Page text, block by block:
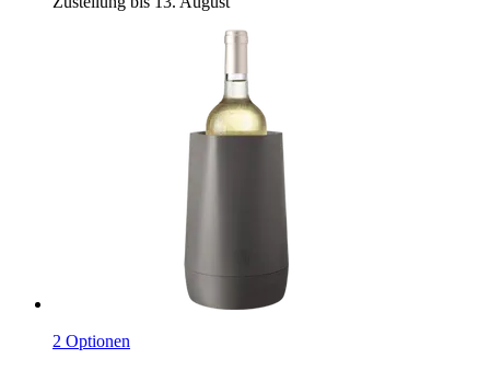
2 Optionen